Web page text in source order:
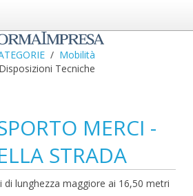
Mobilità
Disposizioni Tecniche
MERCI -
STRADA
di lunghezza maggiore ai 16,50 metri